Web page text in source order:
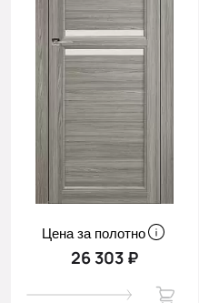
Цена за полотно
26 303 ₽